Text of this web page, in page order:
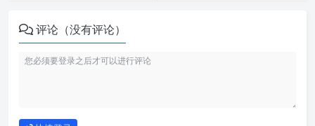
评论（没有评论）